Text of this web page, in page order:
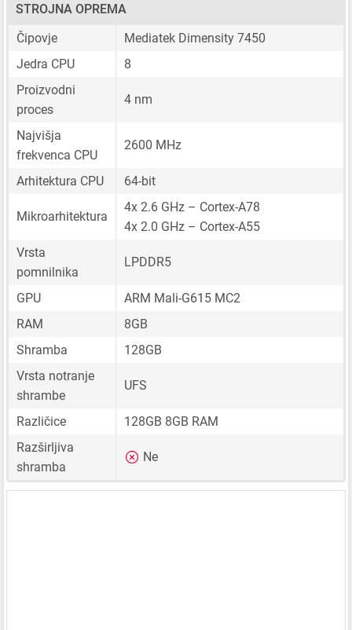
STROJNA OPREMA
Čipovje
Mediatek Dimensity 7450
Jedra CPU
8
Proizvodni
proces
4 nm
Najvišja
frekvenca CPU
2600 MHz
Arhitektura CPU 64-bit
Mikroarhitektura
4x 2.6 GHz – Cortex-A78
4x 2.0 GHz – Cortex-A55
Vrsta
pomnilnika
LPDDR5
GPU
ARM Mali-G615 MC2
RAM
8GB
Shramba
128GB
Vrsta notranje
shrambe
UFS
Različice
128GB 8GB RAM
Razširljiva
shramba
Ne